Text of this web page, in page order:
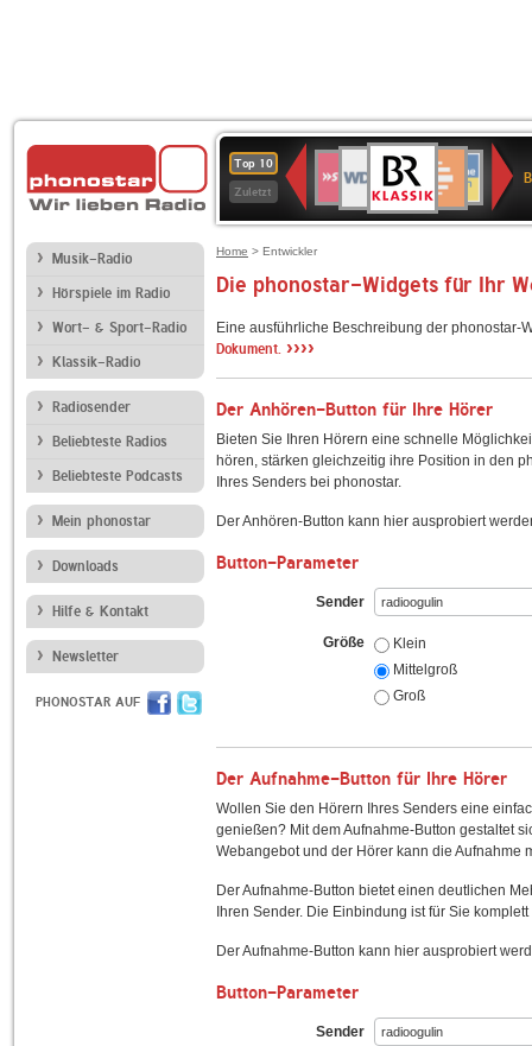
Top 10
Zuletzt
Deutschlandfunk
80er
90er
OLDIE
ANTENNE
4
BR-
KLASSIK
Deutschlandfunk
Kultur
ANTENNE
BAYERN
SWR
Kultur
NDR
2
Musik-Radio
Hörspiele im Radio
Wort- & Sport-Radio
Klassik-Radio
Radiosender
Beliebteste Radios
Beliebteste Podcasts
Mein phonostar
Downloads
Hilfe & Kontakt
Newsletter
PHONOSTAR AUF
Home > Entwickler
Die phonostar-Widgets für Ihr
Eine ausführliche Beschreibung der
Dokument. ››››
Der Anhören-Button für Ihre Hörer
Bieten Sie Ihren Hörern eine schnelle
hören, stärken gleichzeitig ihre Position in den
Ihres Senders bei phonostar.
Der Anhören-Button kann hier ausprobiert
Button-Parameter
Sender
Größe
Klein
Mittelgroß
Groß
Der Aufnahme-Button für Ihre Hörer
Wollen Sie den Hörern Ihres Senders eine
genießen? Mit dem Aufnahme-Button gestaltet
Webangebot und der Hörer kann die Aufnahme
Der Aufnahme-Button bietet einen deutlichen
Ihren Sender. Die Einbindung ist für Sie
Der Aufnahme-Button kann hier ausprobiert
Button-Parameter
Sender